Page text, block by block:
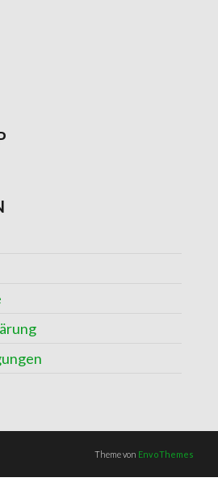
Theme von EnvoThemes